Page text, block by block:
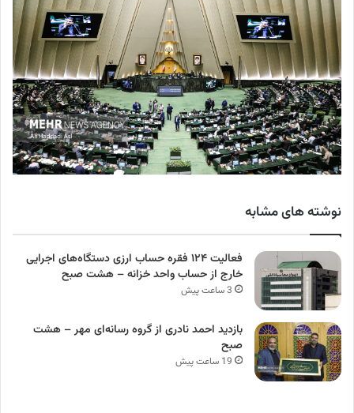
نوشته های مشابه
فعالیت ۱۲۴ فقره حساب ارزی دستگاه‌های اجرایی
خارج از حساب واحد خزانه – هشت صبح
3 ساعت پیش
بازدید احمد نادری از گروه رسانه‌ای مهر – هشت
صبح
19 ساعت پیش